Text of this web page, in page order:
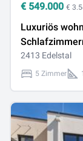
€ 549.000 €
Luxuriös
2413 Edelstal
5 Zimmer